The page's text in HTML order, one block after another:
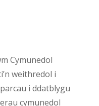
Cymunedol
weithredol i
i ddatblygu
cymunedol